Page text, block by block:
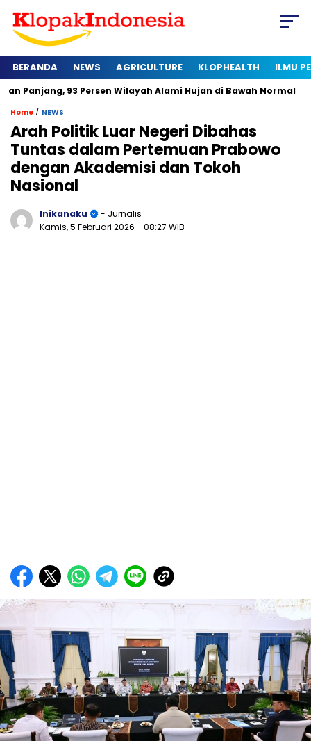
BERANDA NEWS AGRICULTURE KLOPHEALTH ILMU
Persen Wilayah Alami Hujan di Bawah Normal Kapan
Home / NEWS
Arah Politik Luar Negeri Dibahas
Tuntas dalam Pertemuan Prabowo
dengan Akademisi dan Tokoh
Nasional
Inikanaku
- Jurnalis
Kamis, 5 Februari 2026 - 08:27 WIB